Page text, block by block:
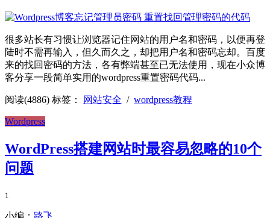
很多站长有习惯让浏览器记住网站的用户名和密码，以便再登
陆时不需再输入，但久而久之，却把用户名和密码忘却。百度
来的找回密码的方法，各有弊端甚至已无法使用，现在小众博
客分享一段简单实用的wordpress重置密码代码...
阅读(4886) 标签： 网站安全 / wordpress教程
Wordpress
WordPress搭建网站时最容易忽略的10个
问题
1
小编： 路飞